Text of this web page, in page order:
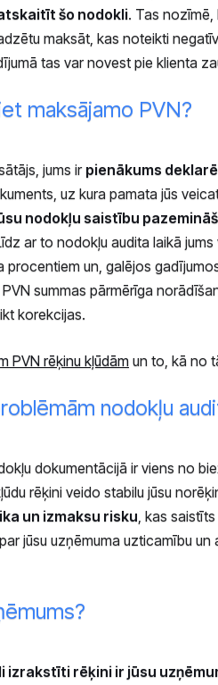
šo nodokli. Tas nozīmē,
maksāt, kas noteikti
tas var novest pie klienta
maksājamo PVN?
jums irpienākums
uz kura pamata jūs
nodokļu saistību
ar to nodokļu audita laikā
un, galējos
summas pārmērīga
korekcijas.
PVN rēķinu kļūdām un to, kā no
nodokļu
dokumentācijā ir viens no
rēķini veido stabilu jūsu
un izmaksu risku , kas
jūsu uzņēmuma uzticamību un
izrakstīti rēķini ir jūsu